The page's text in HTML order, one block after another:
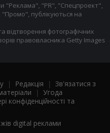
"Реклама", "PR", "Спецпроект",
публікуються на
відтворення фотографічних
правовласника Getty Images
| Редакція | Зв'язатися з
| Угода
конфіденційності та
digital реклами